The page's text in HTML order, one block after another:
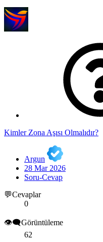
Kimler Zona Aşısı Olmalıdır?
Argun
28 Mar 2026
Soru-Cevap
💬Cevaplar
0
👁️‍🗨️Görüntüleme
62